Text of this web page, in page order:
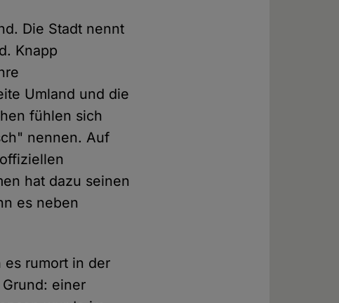
Die Stadt nennt
Knapp
Umland und die
fühlen sich
nennen. Auf
hat dazu seinen
es neben
es rumort in der
einer